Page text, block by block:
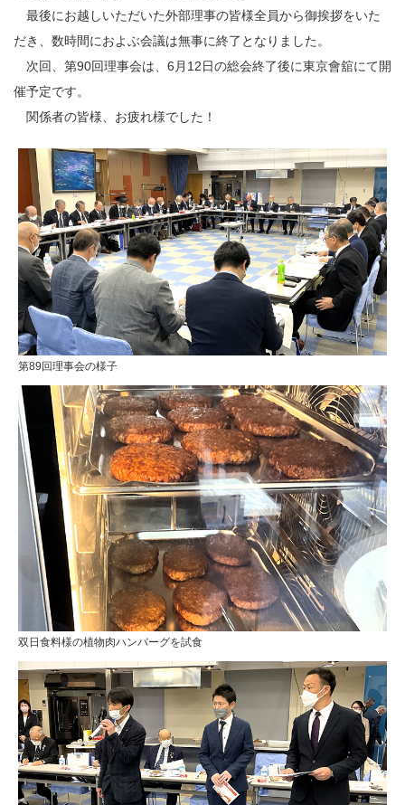
最後にお越しいただいた外部理事の皆様全員から御挨拶をいた
だき、数時間におよぶ会議は無事に終了となりました。
次回、第90回理事会は、6月12日の総会終了後に東京會舘にて開
催予定です。
関係者の皆様、お疲れ様でした！
第89回理事会の様子
双日食料様の植物肉ハンバーグを試食